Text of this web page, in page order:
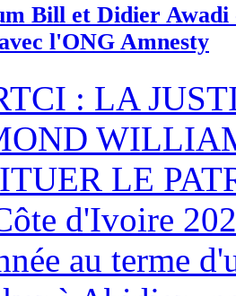
Bill et Didier
l'ONG Amnesty
: LA
LE
d'Ivoire
au terme